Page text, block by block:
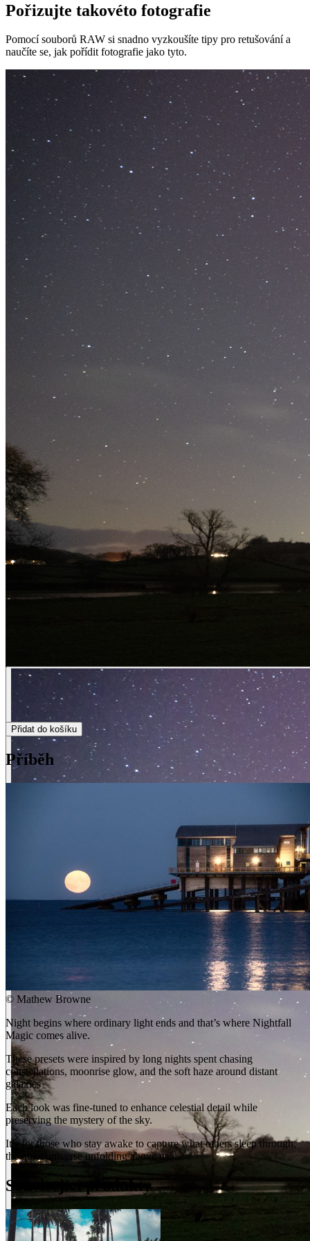
Pořizujte takovéto fotografie
Pomocí souborů RAW si snadno vyzkoušíte tipy pro retušování a
naučíte se, jak pořídit fotografie jako tyto.
Přidat do košíku
Příběh
© Mathew Browne
Night begins where ordinary light ends and that’s where Nightfall
Magic comes alive.
These presets were inspired by long nights spent chasing
constellations, moonrise glow, and the soft haze around distant
galaxies
Each look was fine-tuned to enhance celestial detail while
preserving the mystery of the sky.
It’s for those who stay awake to capture what others sleep through,
the quiet universe unfolding above us.
Související produkty